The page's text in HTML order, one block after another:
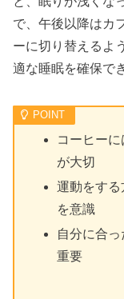
で、午後以降はカ
ーに切り替えるよ
適な睡眠を確保で
コーヒー
が大切
運動をす
を意識
自分に合
重要